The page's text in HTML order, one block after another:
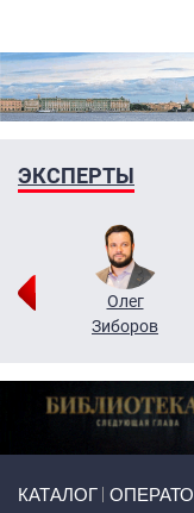
ЭКСПЕРТЫ
Олег
Зиборов
КАТАЛОГ